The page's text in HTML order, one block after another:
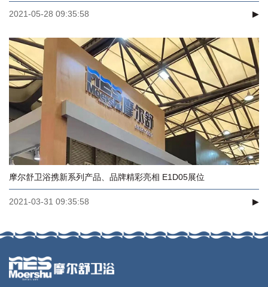
2021-05-28 09:35:58 ▶
摩尔舒卫浴携新系列产品、品牌精彩亮相 E1D05展位
2021-03-31 09:35:58 ▶